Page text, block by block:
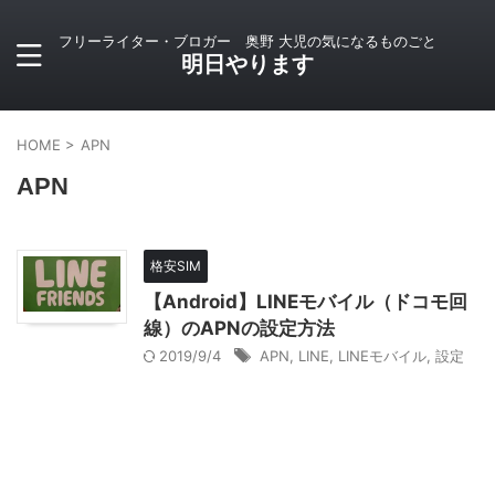
フリーライター・ブロガー 奥野 大児の気になるものごと
明日やります
HOME > APN
APN
格安SIM
【Android】LINEモバイル（ドコモ回
線）のAPNの設定方法
2019/9/4 APN LINE LINEモバイル 設定